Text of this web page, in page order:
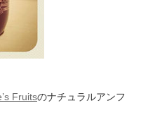
Fruitsのナチュラルアンフ